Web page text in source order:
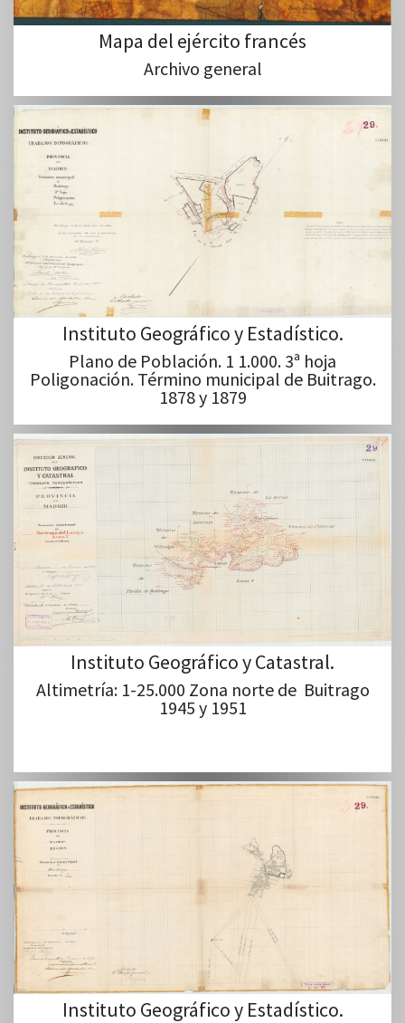
Mapa del ejército francés
Archivo general
Instituto Geográfico y Estadístico.
Plano de Población. 1 1.000. 3ª hoja
Poligonación. Término municipal de Buitrago.
1878 y 1879
Instituto Geográfico y Catastral.
Altimetría: 1-25.000 Zona norte de Buitrago
1945 y 1951
Instituto Geográfico y Estadístico.